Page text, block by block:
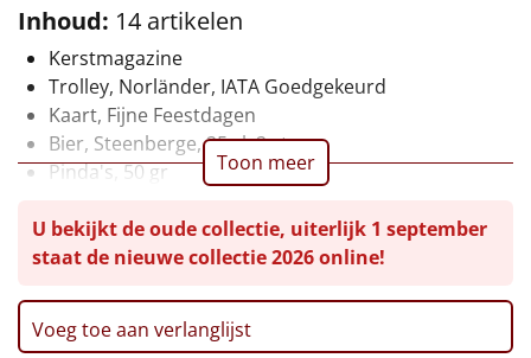
Leuke
Goedkope
Uniek
Artikel
Pizzarette
Inhoud: 14 artikelen
Kerstmagazine
Trolley, Norländer, IATA Goedgekeurd
Kaart, Fijne Feestdagen
Bier, Steenberge, 25 cl, 2 st
Pinda's, 50 gr
Sultana, 3-pack, 43 gr
Twix, 50 gr
Pannenkoekenmix, 400 gr
Toon meer
U bekijkt de oude collectie, uiterlijk 1 september
staat de nieuwe collectie 2026 online!
Voeg toe aan verlanglijst